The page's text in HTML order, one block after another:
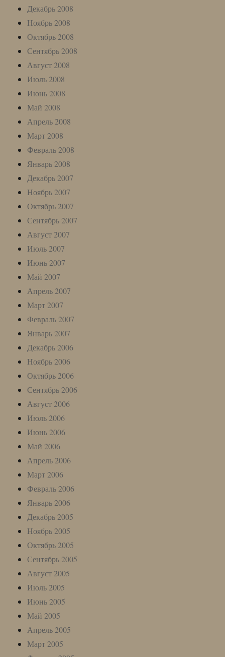
Декабрь 2008
Ноябрь 2008
Октябрь 2008
Сентябрь 2008
Август 2008
Июль 2008
Июнь 2008
Май 2008
Апрель 2008
Март 2008
Февраль 2008
Январь 2008
Декабрь 2007
Ноябрь 2007
Октябрь 2007
Сентябрь 2007
Август 2007
Июль 2007
Июнь 2007
Май 2007
Апрель 2007
Март 2007
Февраль 2007
Январь 2007
Декабрь 2006
Ноябрь 2006
Октябрь 2006
Сентябрь 2006
Август 2006
Июль 2006
Июнь 2006
Май 2006
Апрель 2006
Март 2006
Февраль 2006
Январь 2006
Декабрь 2005
Ноябрь 2005
Октябрь 2005
Сентябрь 2005
Август 2005
Июль 2005
Июнь 2005
Май 2005
Апрель 2005
Март 2005